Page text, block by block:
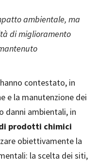
ambientale, ma
di miglioramento
contestato, in
e la manutenzione dei
danni ambientali, in
prodotti chimici
obiettivamente la
la scelta dei siti,